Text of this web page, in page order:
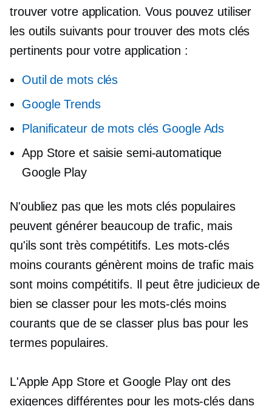
trouver votre application. Vous pouvez utiliser
les outils suivants pour trouver des mots clés
pertinents pour votre application :
Outil de mots clés
Google Trends
Planificateur de mots clés Google Ads
App Store et saisie semi-automatique
Google Play
N'oubliez pas que les mots clés populaires
peuvent générer beaucoup de trafic, mais
qu'ils sont très compétitifs. Les mots-clés
moins courants génèrent moins de trafic mais
sont moins compétitifs. Il peut être judicieux de
bien se classer pour les mots-clés moins
courants que de se classer plus bas pour les
termes populaires.
L'Apple App Store et Google Play ont des
exigences différentes pour les mots-clés dans